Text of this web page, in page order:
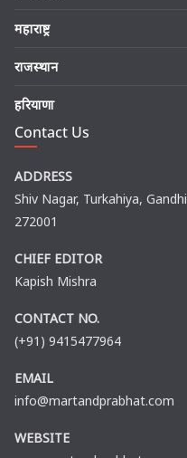
महाराष्ट्र
राजस्थान
हरियाणा
Contact Us
ADDRESS
Shiv Nagar, Turkahiya,
272001
CHIEF EDITOR
Kapish Mishra
CONTACT NO.
(+91) 9415477964
EMAIL
info@martandprabhat.com
WEBSITE